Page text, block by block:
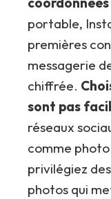
portable,
premières
messagerie
chiffrée.
sont pas
réseaux
comme
privilégiez
photos qui